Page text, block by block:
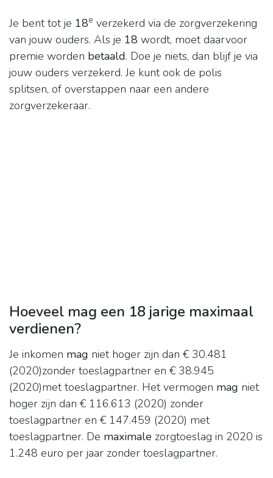
Je bent tot je 18e verzekerd via de zorgverzekering
van jouw ouders. Als je 18 wordt, moet daarvoor
premie worden betaald. Doe je niets, dan blijf je via
jouw ouders verzekerd. Je kunt ook de polis
splitsen, of overstappen naar een andere
zorgverzekeraar.
Hoeveel mag een 18 jarige maximaal
verdienen?
Je inkomen mag niet hoger zijn dan € 30.481
(2020)zonder toeslagpartner en € 38.945
(2020)met toeslagpartner. Het vermogen mag niet
hoger zijn dan € 116.613 (2020) zonder
toeslagpartner en € 147.459 (2020) met
toeslagpartner. De maximale zorgtoeslag in 2020 is
1.248 euro per jaar zonder toeslagpartner.